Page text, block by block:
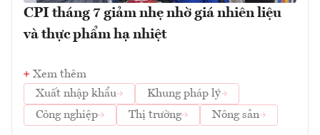
CPI tháng 7 giảm nhẹ nhờ giá nhiên liệu
và thực phẩm hạ nhiệt
Xem thêm
Xuất nhập khẩu
Khung pháp lý
Công nghiệp
Thị trường Nông sản